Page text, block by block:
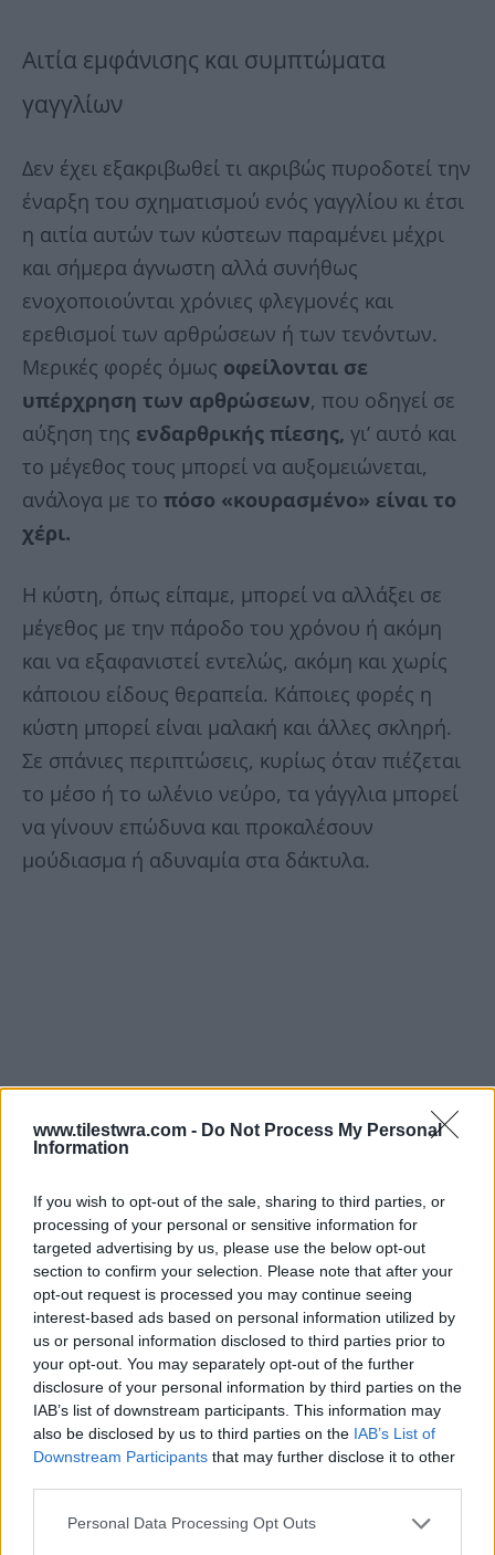
www.tilestwra.com - Do Not Process My Personal
Information
If you wish to opt-out of the sale, sharing to third parties, or
processing of your personal or sensitive information for
targeted advertising by us, please use the below opt-out
section to confirm your selection. Please note that after your
opt-out request is processed you may continue seeing
interest-based ads based on personal information utilized by
us or personal information disclosed to third parties prior to
your opt-out. You may separately opt-out of the further
disclosure of your personal information by third parties on the
IAB’s list of downstream participants. This information may
also be disclosed by us to third parties on the IAB’s List of
Downstream Participants that may further disclose it to other
Personal Data Processing Opt Outs
Αιτία εμφάνισης και συμπτώματα
γαγγλίων
Δεν έχει εξακριβωθεί τι ακριβώς πυροδοτεί την
έναρξη του σχηματισμού ενός γαγγλίου κι έτσι
η αιτία αυτών των κύστεων παραμένει μέχρι
και σήμερα άγνωστη αλλά συνήθως
ενοχοποιούνται χρόνιες φλεγμονές και
ερεθισμοί των αρθρώσεων ή των τενόντων.
Μερικές φορές όμως οφείλονται σε
υπέρχρηση των αρθρώσεων, που οδηγεί σε
αύξηση της ενδαρθρικής πίεσης, γι’ αυτό και
το μέγεθος τους μπορεί να αυξομειώνεται,
ανάλογα με το πόσο «κουρασμένο» είναι το
χέρι.
Η κύστη, όπως είπαμε, μπορεί να αλλάξει σε
μέγεθος με την πάροδο του χρόνου ή ακόμη
και να εξαφανιστεί εντελώς, ακόμη και χωρίς
κάποιου είδους θεραπεία. Κάποιες φορές η
κύστη μπορεί είναι μαλακή και άλλες σκληρή.
Σε σπάνιες περιπτώσεις, κυρίως όταν πιέζεται
το μέσο ή το ωλένιο νεύρο, τα γάγγλια μπορεί
να γίνουν επώδυνα και προκαλέσουν
μούδιασμα ή αδυναμία στα δάκτυλα.